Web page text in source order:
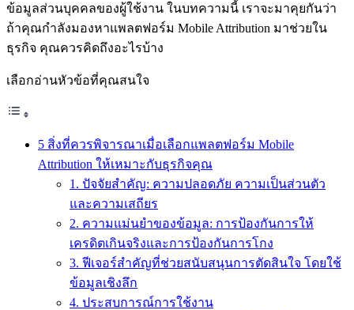
ข้อมูลส่วนบุคคลของผู้ใช้งาน ในบทความนี้ เราจะมาคุยกันว่า
ถ้าคุณกำลังมองหาแพลตฟอร์ม Mobile Attribution มาช่วยใน
ธุรกิจ คุณควรคิดถึงอะไรบ้าง
เลือกอ่านหัวข้อที่คุณสนใจ
5 สิ่งที่ควรพิจารณาเมื่อเลือกแพลตฟอร์ม Mobile
Attribution ให้เหมาะกับธุรกิจคุณ
1. ปัจจัยสำคัญ: ความปลอดภัย ความเป็นส่วนตัว
และความเสถียร
2. ความแม่นยำของข้อมูล: การป้องกันการให้
เครดิตเกินจริงและการป้องกันการโกง
3. ฟีเจอร์สำคัญที่ช่วยสนับสนุนการตัดสินใจ โดยใช้
ข้อมูลเชิงลึก
4. ประสบการณ์การใช้งาน